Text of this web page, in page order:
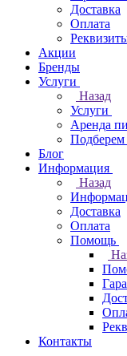
Доставка
Оплата
Акции
Бренды
Услуги
Назад
Услуги
Аренда
Подберем
Блог
Информация
Назад
Доставка
Оплата
Помощь
Контакты